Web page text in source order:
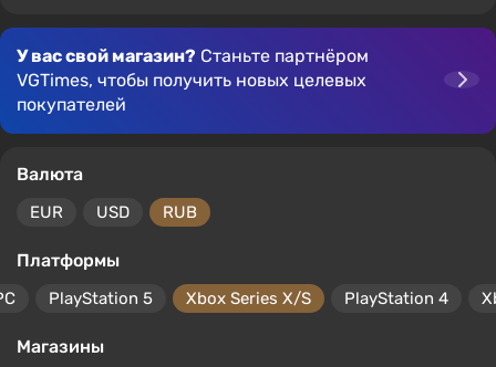
У вас свой магазин? Станьте партнёром
VGTimes, чтобы получить новых целевых
покупателей
Валюта
EUR USD RUB
Платформы
PlayStation 5 Xbox Series X/S PlayStation 4
Магазины